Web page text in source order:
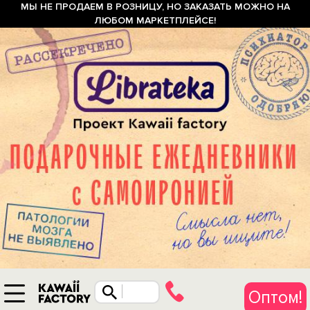
МЫ НЕ ПРОДАЕМ В РОЗНИЦУ, НО ЗАКАЗАТЬ МОЖНО НА
ЛЮБОМ МАРКЕТПЛЕЙСЕ!
Оптом!